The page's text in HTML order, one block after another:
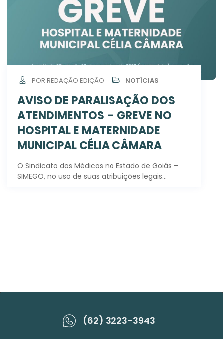
POR REDAÇÃO EDIÇÃO NOTÍCIAS
AVISO DE PARALISAÇÃO DOS
ATENDIMENTOS – GREVE NO
HOSPITAL E MATERNIDADE
MUNICIPAL CÉLIA CÂMARA
O Sindicato dos Médicos no Estado de Goiás –
SIMEGO, no uso de suas atribuições legais…
(62) 3223-3943